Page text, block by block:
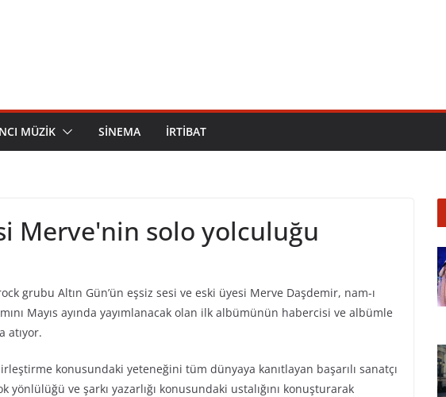
MÜZİK SİNEMA İRTİBAT
Merve'nin solo yolculuğu
grubu Altın Gün’ün eşsiz sesi ve eski üyesi Merve Daşdemir, nam-ı
Mayıs ayında yayımlanacak olan ilk albümünün habercisi ve albümle
atıyor.
konusundaki yeteneğini tüm dünyaya kanıtlayan başarılı sanatçı
ve şarkı yazarlığı konusundaki ustalığını konuşturarak